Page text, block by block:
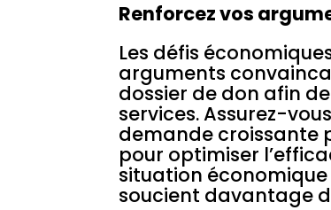
Renforcez vos
Les défis
arguments
dossier de don afin
services. Assurez-
demande croissante
pour optimiser
situation
soucient davantage